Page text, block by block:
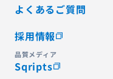
よくあるご質問
採用情報
品質メディア
Sqripts